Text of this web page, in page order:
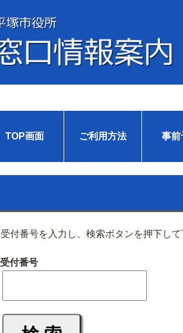
TOP画面 ご利用方法 事前
受付番号を入力し、検索ボタンを押下して
受付番号